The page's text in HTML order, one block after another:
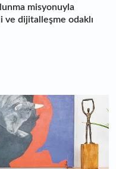
misyonuyla
dijitalleşme odaklı